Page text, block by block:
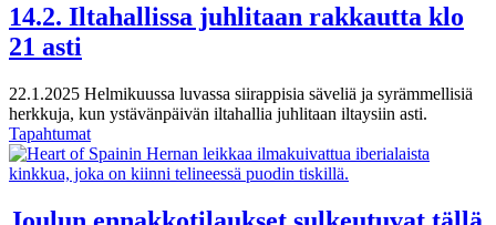
14.2. Iltahallissa juhlitaan rakkautta klo
21 asti
22.1.2025 Helmikuussa luvassa siirappisia säveliä ja syrämmellisiä
herkkuja, kun ystävänpäivän iltahallia juhlitaan iltaysiin asti.
Tapahtumat